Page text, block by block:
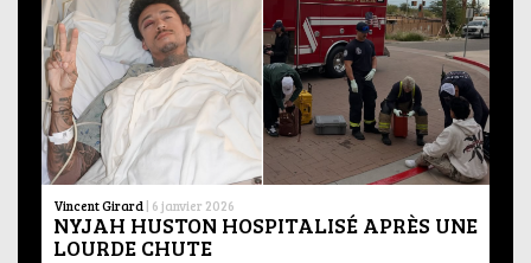
Vincent Girard | 6 janvier 2026
NYJAH HUSTON HOSPITALISÉ APRÈS UNE
LOURDE CHUTE